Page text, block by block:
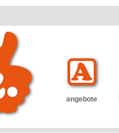
angebote